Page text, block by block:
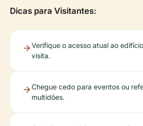
Dicas para Visitantes:
Verifique o acesso atual ao
visita.
Chegue cedo para eventos ou
multidões.